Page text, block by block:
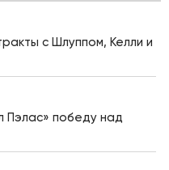
с Шлуппом, Келли и
Пэлас» победу над